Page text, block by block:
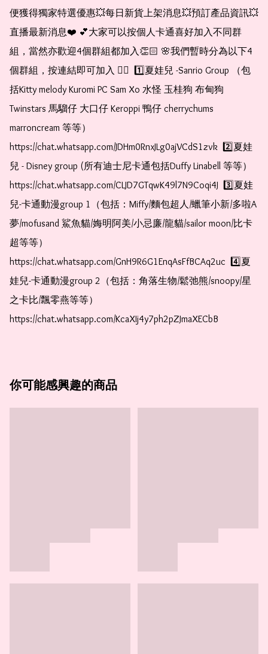
便獲得獨家特選優惠💥每日新貨上架消息💥預訂產品資訊💥
直播最新消息❤️ 💕大家可以按個人卡通喜好加入不同群
組，當然亦歡迎4個群組都加入👏🏻 🌸我們暫時分為以下4
個群組，按連結即可加入 👇🏻  1️⃣夏娃兒 -Sanrio Group （包
括Kitty melody Kuromi PC Sam Xo 水怪 玉桂狗 布甸狗
Twinstars 馬騮仔 大口仔 Keroppi 鴨仔 cherrychums
marroncream 等等）
https://chat.whatsapp.com/JDHm0RnxJLg0ajVCdS1zvk  2️⃣夏娃
兒 - Disney group (所有迪士尼卡通包括Duffy Linabell 等等）
https://chat.whatsapp.com/CLJD7GTqwK49l7N9Coqi4J  3️⃣夏娃
兒-卡通動漫group 1（包括：Miffy/麵包超人/蠟筆小新/多啦A
夢/mofusand 鯊魚貓/娒明阿美/小忌廉/龍貓/sailor moon/比卡
超等等）
https://chat.whatsapp.com/GnH9R6G1EnqAsFfBCAq2uc  4️⃣夏
娃兒-卡通動漫group 2（包括：角落生物/鬆弛熊/snoopy/星
之卡比/飄零燕等等）
https://chat.whatsapp.com/KcaXIj4y7ph2pZJmaXECbB
你可能感興趣的商品